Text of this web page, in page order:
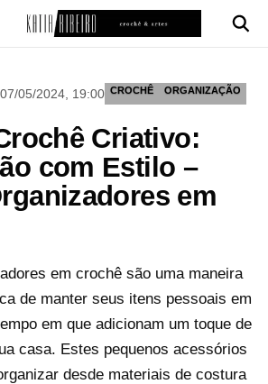
07/05/2024, 19:00 CROCHÊ ORGANIZAÇÃO
Criativo:
com Estilo –
em
em crochê são uma maneira
de manter seus itens pessoais em
em que adicionam um toque de
casa. Estes pequenos acessórios
desde materiais de costura